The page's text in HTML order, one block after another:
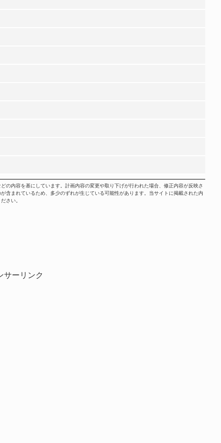
内容を基にしています。計画内容の変更や取り下げが行われた場合、修正内容が反映さ
含まれているため、多少のずれが生じている可能性があります。当サイトに掲載された内
さい。
サーリンク